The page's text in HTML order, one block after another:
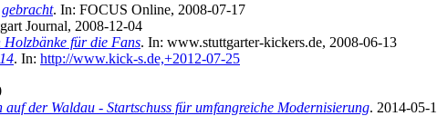
. In: FOCUS Online, 2008-07-17
Journal, 2008-12-04
für die Fans. In: www.stuttgarter-kickers.de, 2008-06-13
. In: http://www.kick-s.de,+2012-07-25
der Waldau - Startschuss für umfangreiche Modernisierung. 2014-05-